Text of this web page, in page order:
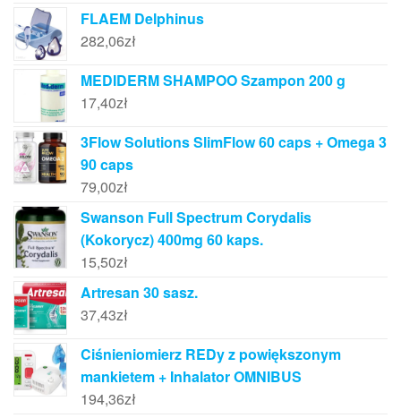
FLAEM Delphinus
282,06zł
MEDIDERM SHAMPOO Szampon 200 g
17,40zł
3Flow Solutions SlimFlow 60 caps + Omega 3
90 caps
79,00zł
Swanson Full Spectrum Corydalis
(Kokorycz) 400mg 60 kaps.
15,50zł
Artresan 30 sasz.
37,43zł
Ciśnieniomierz REDy z powiększonym
mankietem + Inhalator OMNIBUS
194,36zł